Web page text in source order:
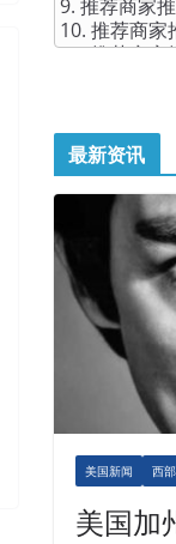
最新资讯
美国新闻 西
美国加